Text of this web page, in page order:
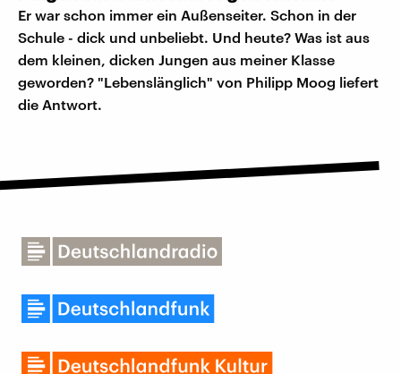
Er war schon immer ein Außenseiter. Schon in der
Schule - dick und unbeliebt. Und heute? Was ist aus
dem kleinen, dicken Jungen aus meiner Klasse
geworden? "Lebenslänglich" von Philipp Moog liefert
die Antwort.